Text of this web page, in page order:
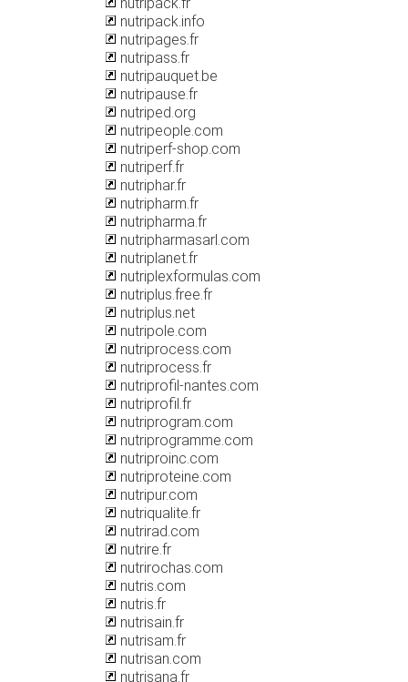
nutripack.info
nutripages.fr
nutripass.fr
nutripauquet.be
nutripause.fr
nutriped.org
nutripeople.com
nutriperf-shop.com
nutriperf.fr
nutriphar.fr
nutripharm.fr
nutripharma.fr
nutripharmasarl.com
nutriplanet.fr
nutriplexformulas.com
nutriplus.free.fr
nutriplus.net
nutripole.com
nutriprocess.com
nutriprocess.fr
nutriprofil-nantes.com
nutriprofil.fr
nutriprogram.com
nutriprogramme.com
nutriproinc.com
nutriproteine.com
nutripur.com
nutriqualite.fr
nutrirad.com
nutrire.fr
nutrirochas.com
nutris.com
nutris.fr
nutrisain.fr
nutrisam.fr
nutrisan.com
nutrisana.fr